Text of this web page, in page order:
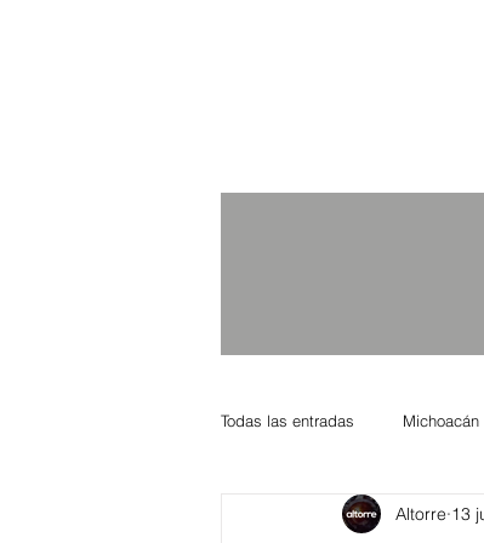
Todas las entradas Michoacán
Nacional Internacional
Altorre 13